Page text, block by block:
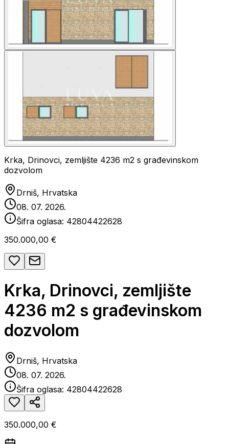
Krka, Drinovci, zemljište 4236 m2 s građevinskom
dozvolom
Drniš, Hrvatska
08. 07. 2026.
Šifra oglasa: 42804422628
350.000,00 €
Krka, Drinovci, zemljište
4236 m2 s građevinskom
dozvolom
Drniš, Hrvatska
08. 07. 2026.
Šifra oglasa: 42804422628
350.000,00 €